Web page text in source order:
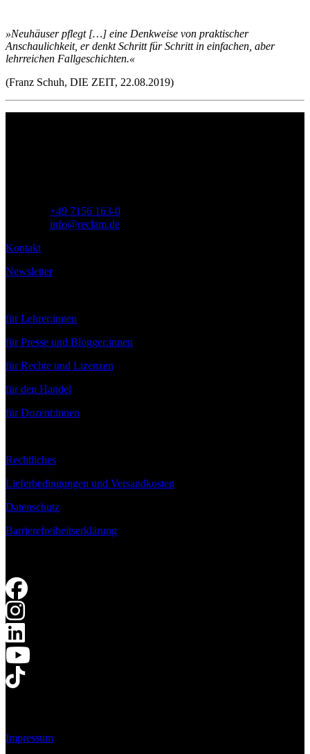
»Neuhäuser pflegt […] eine Denkweise von praktischer
Anschaulichkeit, er denkt Schritt für Schritt in einfachen, aber
lehrreichen Fallgeschichten.«
(Franz Schuh, DIE ZEIT, 22.08.2019)
+49 7156 163-0
info@reclam.de
Kontakt
Newsletter
für Lehrer:innen
für Presse und Blogger:innen
für Rechte und Lizenzen
für den Handel
für Dozent:innen
Rechtliches
Lieferbedingungen und Versandkosten
Datenschutz
Barrierefreiheitserklärung
Impressum